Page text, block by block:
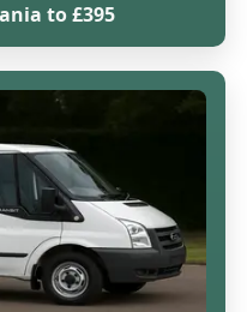
to £395